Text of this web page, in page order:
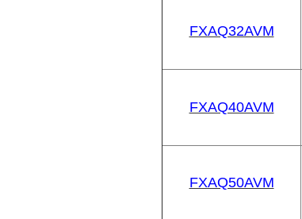
FXAQ32AVM
FXAQ40AVM
FXAQ50AVM